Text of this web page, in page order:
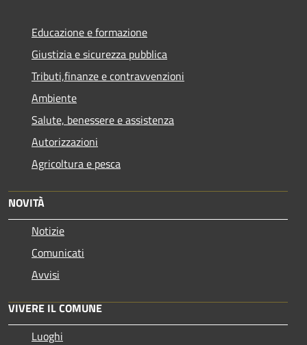
Educazione e formazione
Giustizia e sicurezza pubblica
Tributi,finanze e contravvenzioni
Ambiente
Salute, benessere e assistenza
Autorizzazioni
Agricoltura e pesca
NOVITÀ
Notizie
Comunicati
Avvisi
VIVERE IL COMUNE
Luoghi